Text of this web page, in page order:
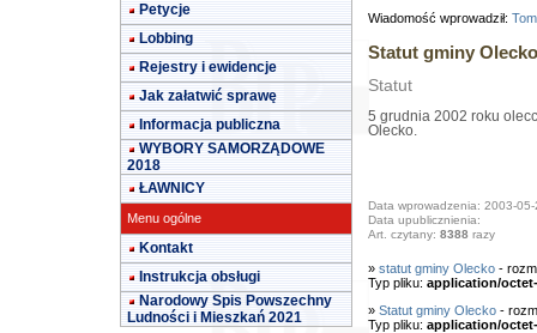
Petycje
Lobbing
Rejestry i ewidencje
Jak załatwić sprawę
Informacja publiczna
WYBORY SAMORZĄDOWE
2018
ŁAWNICY
Menu ogólne
Kontakt
Instrukcja obsługi
Narodowy Spis Powszechny
Ludności i Mieszkań 2021
Wiadomość wprowadził:
Statut gminy Olecko
Statut
5 grudnia 2002 roku
Olecko.
Data wprowadzenia: 2003-
Data upublicznienia:
Art. czytany: 8388 razy
» statut gminy Olecko-
Typ pliku: application/
» Statut gminy Olecko-
Typ pliku: application/